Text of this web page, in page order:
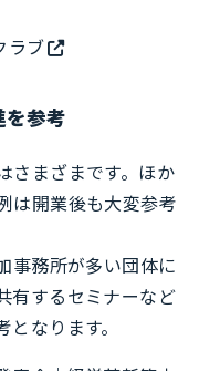
ラブ
参考
さまざまです。ほか
は開業後も大変参考
事務所が多い団体に
有するセミナーなど
なります。